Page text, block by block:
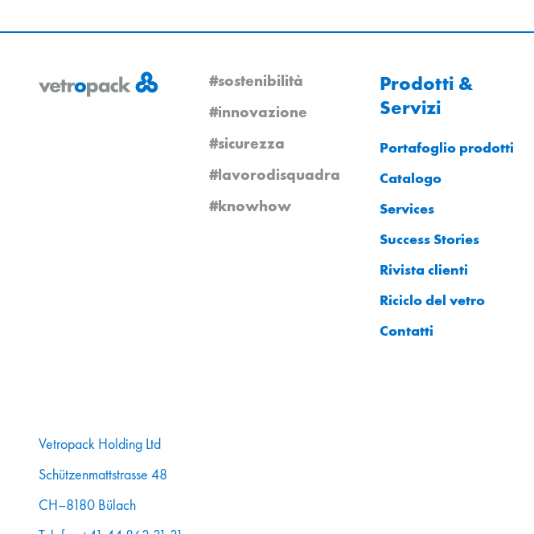
#sostenibilità
#innovazione
#sicurezza
#lavorodisquadra
#knowhow
Prodotti &
Servizi
Portafoglio prodotti
Catalogo
Services
Success Stories
Rivista clienti
Riciclo del vetro
Contatti
Vetropack Holding Ltd
Schützenmattstrasse 48
CH–8180 Bülach